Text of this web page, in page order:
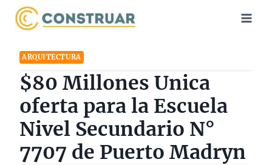
Saltar
ARQUITECTURA
$80 Millones Unica
oferta para la Escuela
Nivel Secundario N°
7707 de Puerto Madryn